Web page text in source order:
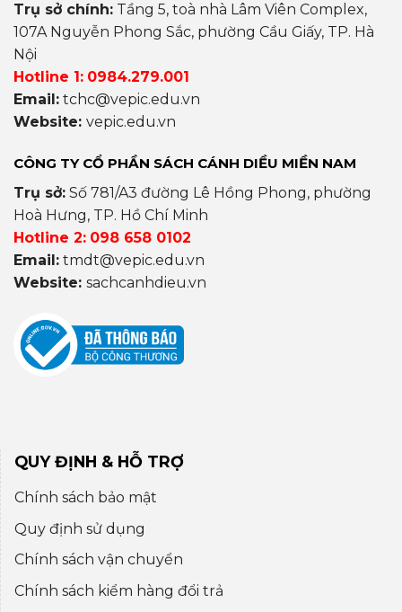
Trụ sở chính: Tầng 5, toà nhà Lâm Viên Complex,
107A Nguyễn Phong Sắc, phường Cầu Giấy, TP. Hà
Nội
Hotline 1: 0984.279.001
Email: tchc@vepic.edu.vn
Website: vepic.edu.vn
CÔNG TY CỔ PHẦN SÁCH CÁNH DIỀU MIỀN NAM
Trụ sở: Số 781/A3 đường Lê Hồng Phong, phường
Hoà Hưng, TP. Hồ Chí Minh
Hotline 2: 098 658 0102
Email: tmdt@vepic.edu.vn
Website: sachcanhdieu.vn
QUY ĐỊNH & HỖ TRỢ
Chính sách bảo mật
Quy định sử dụng
Chính sách vận chuyển
Chính sách kiểm hàng đổi trả